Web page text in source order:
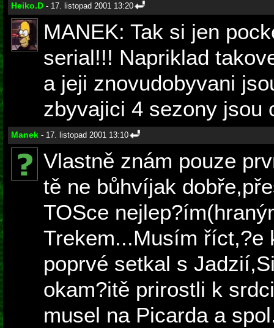
Heiko.D - 17. listopad 2001 13:20
MANEK: Tak si jen
serial!!! Napriklad
a jeji znovudobyvani
zbyvajici 4 sezony jsou
Manek - 17. listopad 2001 13:10
Vlastně znám pouze
tě ne bůhvíjak
TOSce
Trekem...Musím říct,?e
poprvé setkal s
okam?itě prirostli k
musel na Picarda a